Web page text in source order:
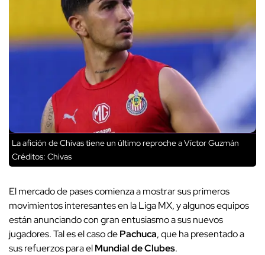
La afición de Chivas tiene un último reproche a Víctor Guzmán
Créditos: Chivas
El mercado de pases comienza a mostrar sus primeros
movimientos interesantes en la Liga MX, y algunos equipos
están anunciando con gran entusiasmo a sus nuevos
jugadores. Tal es el caso dePachuca, que ha presentado a
sus refuerzos para elMundial de Clubes.